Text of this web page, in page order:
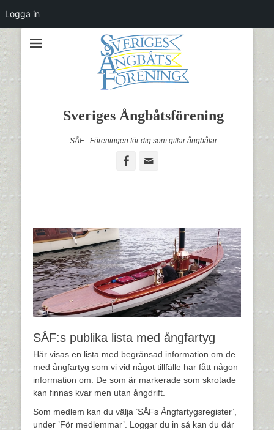
Sveriges Ångbåtsförening
SÅF - Föreningen för dig som gillar ångbåtar
Facebook
SÅF:s publika lista med ångfartyg
Här visas en lista med begränsad information om de
med ångfartyg som vi vid något tillfälle har fått någon
information om. De som är markerade som skrotade
kan finnas kvar men utan ångdrift.
Som medlem kan du välja ’SÅFs Ångfartygsregister’,
under ’För medlemmar’. Loggar du in så kan du där
Logga in